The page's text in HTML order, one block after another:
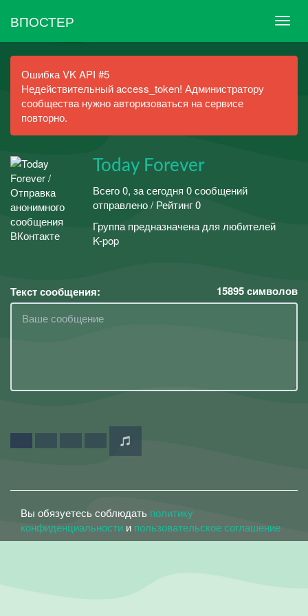
ВПОСТЕР
Ошибка VK API #5
Недействительный access_token! Администратору
сообщества нужно авторизоваться на сервисе
повторно.
Today Forever
Всего 0, за сегодня 0 сообщений
отправлено / Рейтинг 0
Группа предназначена для любителей
K-pop
Текст сообщения: 15895символов
Вы обязуетесь соблюдать политику
конфиденциальности и пользовательское соглашение